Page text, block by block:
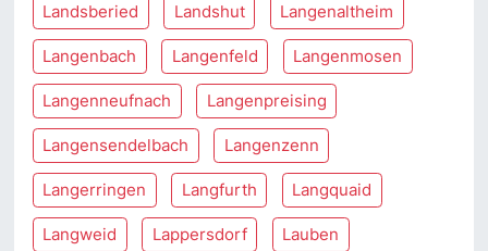
Landsberied Landshut Langenaltheim
Langenbach Langenfeld Langenmosen
Langenneufnach Langenpreising
Langensendelbach Langenzenn
Langerringen Langfurth Langquaid
Langweid Lappersdorf Lauben